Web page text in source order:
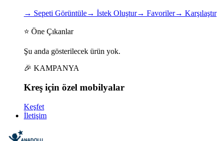
→ Sepeti Görüntüle→ İstek Oluştur→ Favoriler→ Karşılaştır
⭐ Öne Çıkanlar
Şu anda gösterilecek ürün yok.
🎉 KAMPANYA
Kreş için özel mobilyalar
Keşfet
İletişim